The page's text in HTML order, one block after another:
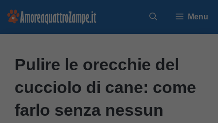
Vai
Menu
Pulire le orecchie del
cucciolo di cane: come
farlo senza nessun